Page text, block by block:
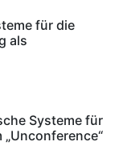
für die
als
Systeme für